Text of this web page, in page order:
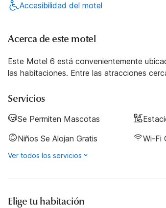
Accesibilidad del motel
Acerca de este motel
Este Motel 6 está convenientemente
las habitaciones. Entre las atracciones
Servicios
Se Permiten Mascotas
Niños Se Alojan Gratis
Wi-Fi
Ver todos los servicios
Elige tu habitación